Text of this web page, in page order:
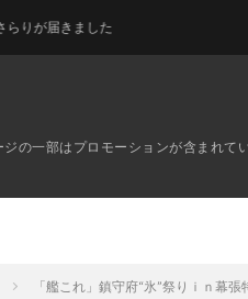
の一部はプロモーションが含まれて
た
「艦これ」鎮守府“氷”祭りｉｎ幕